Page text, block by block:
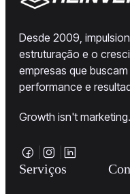
Desde 2009,
estruturação e o
empresas que
performance e
Growth isn't
Serviços